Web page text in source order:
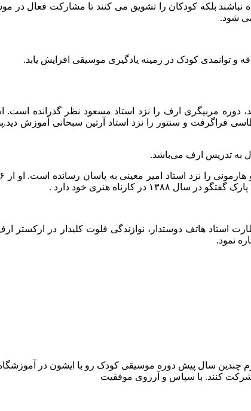
بلکه کودکان را تشویق می کنند تا مشارکت فعال در
شود.
و توانمدی کودک در زمینه یادگیری موسیقی افرایش یابد.
مربیگری ارف را نزد استاد مسعود نظر گذرانده است.
فراگرفت و سنتور را نزد استاد آرتین سبحانی آموزش
استاد هاتف دوستدار، نوازندگی فلوت کلیدار در ارکستر
نمود.
سال پیش دوره موسیقی کودک رو با ایشون در آموزشگاه
کنند. با سپاس و آرزوی موفقیت